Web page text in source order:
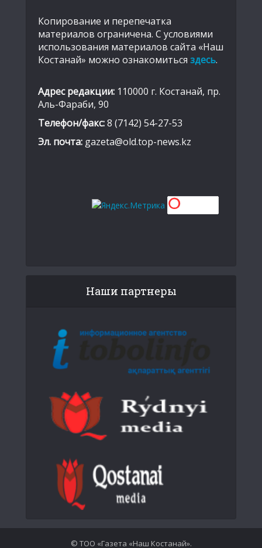
Копирование и перепечатка
материалов ограничена. С условиями
использования материалов сайта «Наш
Костанай» можно ознакомиться здесь.
Адрес редакции: 110000 г. Костанай, пр.
Аль-Фараби, 90
Телефон/факс:8 (7142) 54-27-53
Эл. почта: gazeta@old.top-news.kz
Наши партнеры
© ТОО «Газета «Наш Костанай».